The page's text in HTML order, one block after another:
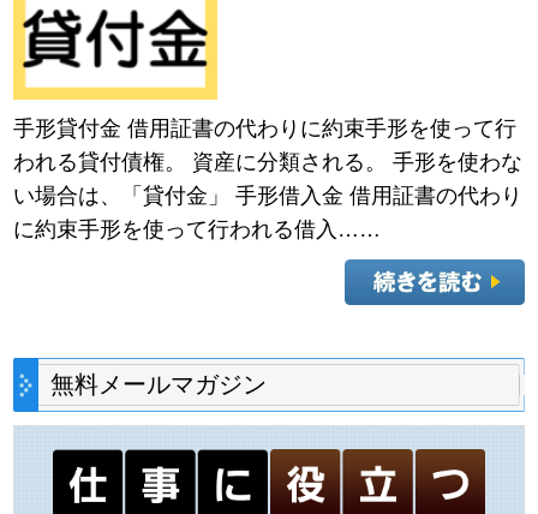
手形貸付金 借用証書の代わりに約束手形を使って行
われる貸付債権。 資産に分類される。 手形を使わな
い場合は、「貸付金」 手形借入金 借用証書の代わり
に約束手形を使って行われる借入……
無料メールマガジン